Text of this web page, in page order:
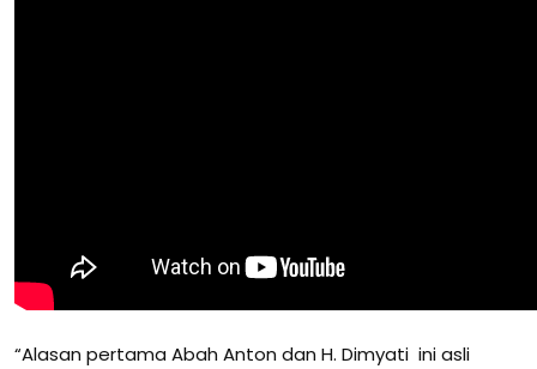
“Alasan pertama Abah Anton dan H. Dimyati ini asli